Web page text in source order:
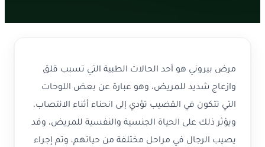
مرض بيروني هو أحد الحالات الطبية التي تسبب قلق
وازعاج شديد للمريض، وهو عبارة عن بعض اللوحات
التي تتكون في القضيب تؤدي إلى انحناء أثناء الانتصاب،
ويؤثر ذلك على الحياة الجنسية والنفسية للمريض، وقد
يصيب الرجال في مراحل مختلفة من حياتهم، وتم إجراء